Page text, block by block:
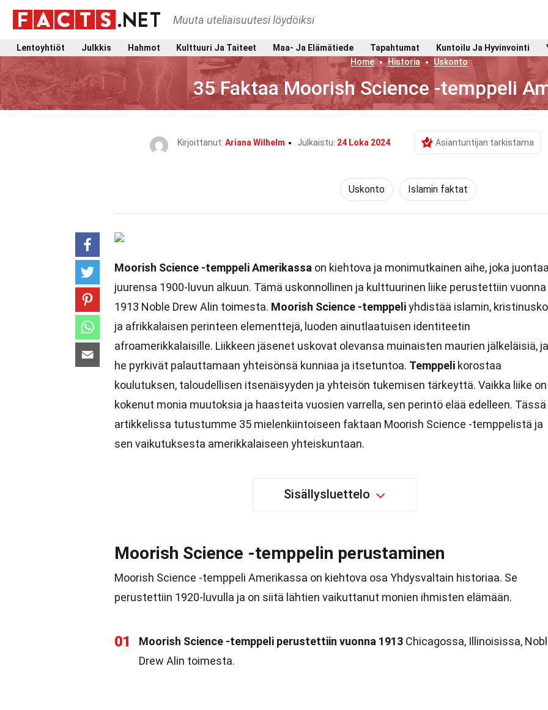
Muuta uteliaisuutesi löydöiksi
Lentoyhtiöt Julkkis Hahmot Kulttuuri Ja Taiteet Maa- Ja Elämätiede Tapahtumat Kuntoilu Ja Hyvinvointi
Home
Historia Uskonto
35 Faktaa Moorish Science -temppeli
Kirjoittanut: Ariana Wilhelm Julkaistu: 24 Loka 2024 Asiantuntijan tarkistama
Uskonto Islamin faktat
Moorish Science -temppeli Amerikassa on kiehtova ja monimutkainen aihe, joka
juurensa 1900-luvun alkuun. Tämä uskonnollinen ja kulttuurinen liike perustettiin vuonna
1913 Noble Drew Alin toimesta. Moorish Science -temppeliyhdistää islamin,
ja afrikkalaisen perinteen elementtejä, luoden ainutlaatuisen identiteetin
afroamerikkalaisille. Liikkeen jäsenet uskovat olevansa muinaisten maurien jälkeläisiä, ja
he pyrkivät palauttamaan yhteisönsä kunniaa ja itsetuntoa. Temppeli korostaa
koulutuksen, taloudellisen itsenäisyyden ja yhteisön tukemisen tärkeyttä. Vaikka liike on
kokenut monia muutoksia ja haasteita vuosien varrella, sen perintö elää edelleen. Tässä
artikkelissa tutustumme 35 mielenkiintoiseen faktaan Moorish Science -temppelistä ja
sen vaikutuksesta amerikkalaiseen yhteiskuntaan.
Sisällysluettelo
Moorish Science -temppelin perustaminen
Moorish Science -temppeli Amerikassa on kiehtova osa Yhdysvaltain historiaa. Se
perustettiin 1920-luvulla ja on siitä lähtien vaikuttanut monien ihmisten elämään.
01 Moorish Science -temppeli perustettiin vuonna 1913 Chicagossa, Illinoisissa,
Drew Alin toimesta.